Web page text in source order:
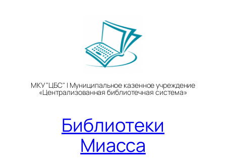
МКУ "ЦБС" | Муниципальное казенное учреждение
«Централизованная библиотечная система»
Библиотеки
Миасса